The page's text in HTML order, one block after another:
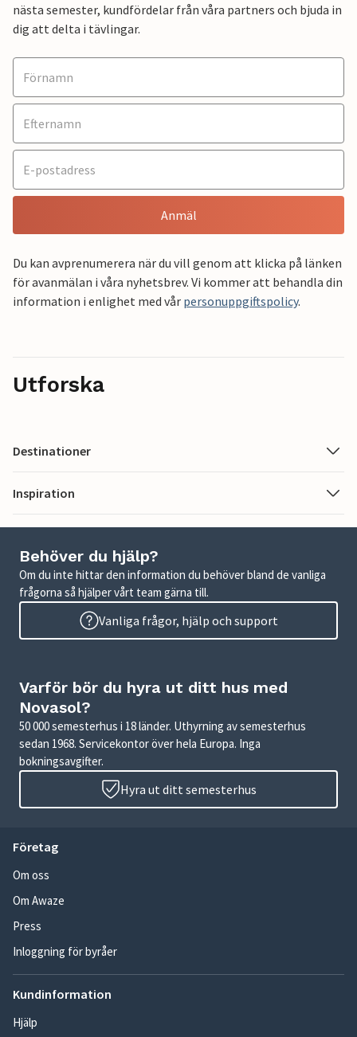
nästa semester, kundfördelar från våra partners och bjuda in
dig att delta i tävlingar.
Anmäl
Du kan avprenumerera när du vill genom att klicka på länken
för avanmälan i våra nyhetsbrev. Vi kommer att behandla din
information i enlighet med vår personuppgiftspolicy.
Utforska
Destinationer
Inspiration
Behöver du hjälp?
Om du inte hittar den information du behöver bland de vanliga
frågorna så hjälper vårt team gärna till.
Vanliga frågor, hjälp och support
Varför bör du hyra ut ditt hus med
Novasol?
50 000 semesterhus i 18 länder. Uthyrning av semesterhus
sedan 1968. Servicekontor över hela Europa. Inga
bokningsavgifter.
Hyra ut ditt semesterhus
Företag
Om oss
Om Awaze
Press
Inloggning för byråer
Kundinformation
Hjälp